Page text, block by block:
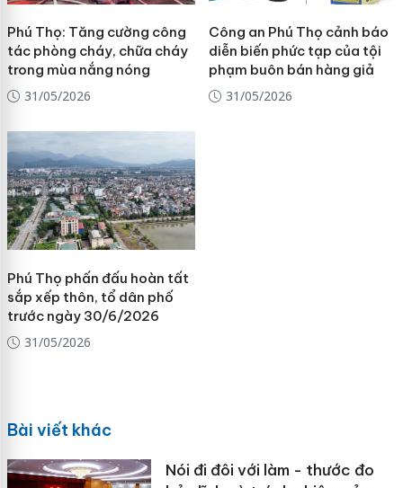
Phú Thọ: Tăng cường công
tác phòng cháy, chữa cháy
trong mùa nắng nóng
31/05/2026
Công an Phú Thọ cảnh báo
diễn biến phức tạp của tội
phạm buôn bán hàng giả
31/05/2026
Phú Thọ phấn đấu hoàn tất
sắp xếp thôn, tổ dân phố
trước ngày 30/6/2026
31/05/2026
Bài viết khác
Nói đi đôi với làm - thước đo